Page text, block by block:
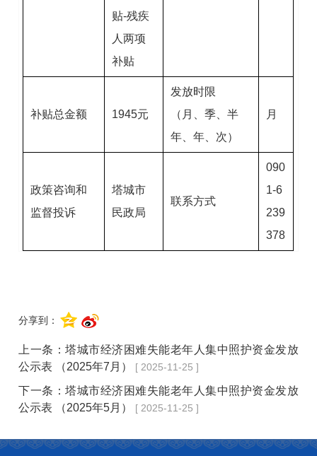
贴-残疾
人两项
补贴
补贴总金额 1945元
发放时限
（月、季、半
年、年、次）
月
政策咨询和
监督投诉
塔城市
民政局
联系方式
090
1-6
239
378
分享到：
上一条：塔城市经济困难失能老年人集中照护资金发放
公示表 （2025年7月）
[ 2025-11-25 ]
下一条：塔城市经济困难失能老年人集中照护资金发放
公示表 （2025年5月）
[ 2025-11-25 ]